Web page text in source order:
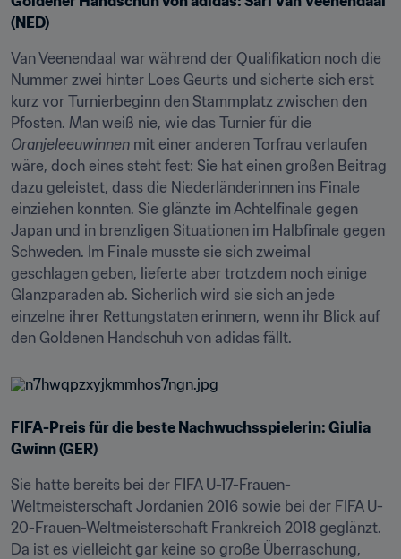
(NED)
Van Veenendaal war während der Qualifikation noch die
Nummer zwei hinter Loes Geurts und sicherte sich erst
kurz vor Turnierbeginn den Stammplatz zwischen den
Oranjeleeuwinnen mit einer anderen Torfrau verlaufen
wäre, doch eines steht fest: Sie hat einen großen Beitrag
dazu geleistet, dass die Niederländerinnen ins Finale
einziehen konnten. Sie glänzte im Achtelfinale gegen
Japan und in brenzligen Situationen im Halbfinale gegen
Schweden. Im Finale musste sie sich zweimal
geschlagen geben, lieferte aber trotzdem noch einige
Glanzparaden ab. Sicherlich wird sie sich an jede
einzelne ihrer Rettungstaten erinnern, wenn ihr Blick auf
den Goldenen Handschuh von adidas fällt.
FIFA-Preis für die beste Nachwuchsspielerin: Giulia
Gwinn (GER)
Sie hatte bereits bei der FIFA U-17-Frauen-
Weltmeisterschaft Jordanien 2016 sowie bei der FIFA U-
20-Frauen-Weltmeisterschaft Frankreich 2018 geglänzt.
Da ist es vielleicht gar keine so große Überraschung,